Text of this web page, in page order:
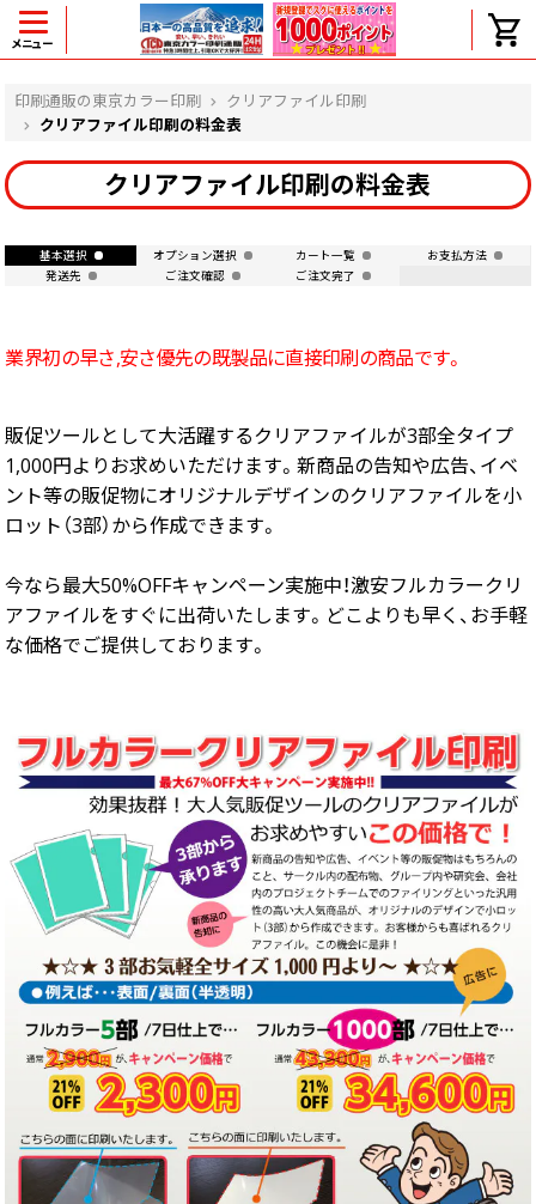
メニュー
印刷通販の東京カラー印刷
クリアファイル印刷
クリアファイル印刷の料金表
クリアファイル印刷の料金表
基本選択 オプション選択 カート一覧
お支払方法
発送先
ご注文確認 ご注文完了
業界初の早さ,安さ優先の既製品に直接印刷の商品です。
販促ツールとして大活躍するクリアファイルが3部全タイプ
1,000円よりお求めいただけます。新商品の告知や広告、イベ
ント等の販促物にオリジナルデザインのクリアファイルを小
ロット（3部）から作成できます。
今なら最大50%OFFキャンペーン実施中！激安フルカラークリ
アファイルをすぐに出荷いたします。どこよりも早く、お手軽
な価格でご提供しております。
ヘルプ
よくある質問
せん。
価格表にない部数の注文は可能ですか？
完成時間の目安を電話で確認できますか？
領収書・納品書を発行は可能ですか？
初回特典の1000ポイントを使用するに
は？
見本と印刷データの比較はしてくれます
か？
画面表示操作
ユーザー登録ログイン
データ
校正・印刷
梱包・包装
発送・配送
変更・キャンセル
商品別のよくある質問
折り加工
中綴じ冊子
無線綴じ冊子
季節商品
封筒／クリアファイル